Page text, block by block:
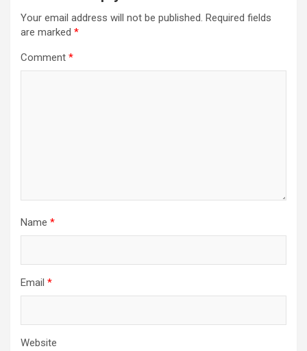
Your email address will not be published. Required fields
are marked *
Comment *
Name *
Email *
Website